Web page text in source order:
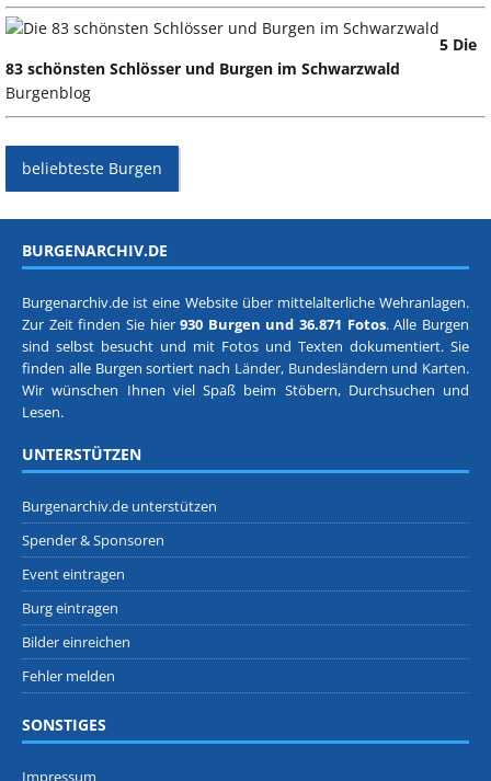
5 Die
83 schönsten Schlösser und Burgen im Schwarzwald
Burgenblog
beliebteste Burgen
BURGENARCHIV.DE
Burgenarchiv.de ist eine Website über mittelalterliche Wehranlagen.
Zur Zeit finden Sie hier930 Burgen und 36.871 Fotos. Alle Burgen
sind selbst besucht und mit Fotos und Texten dokumentiert. Sie
finden alle Burgen sortiert nach Länder, Bundesländern und Karten.
Wir wünschen Ihnen viel Spaß beim Stöbern, Durchsuchen und
Lesen.
UNTERSTÜTZEN
Burgenarchiv.de unterstützen
Spender & Sponsoren
Event eintragen
Burg eintragen
Bilder einreichen
Fehler melden
SONSTIGES
Impressum